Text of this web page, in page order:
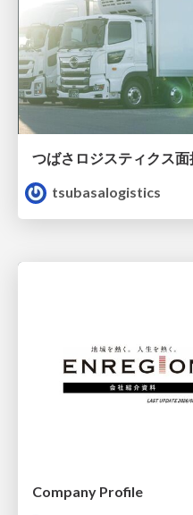
つばさロジスティクス面
tsubasalogistics
Company Profile